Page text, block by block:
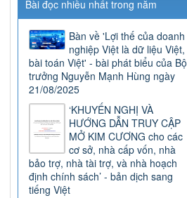
Bài đọc nhiều nhất trong năm
Bàn về 'Lợi thế của doanh
nghiệp Việt là dữ liệu Việt,
bài toán Việt' - bài phát biểu của Bộ
trưởng Nguyễn Mạnh Hùng ngày
21/08/2025
‘KHUYẾN NGHỊ VÀ
HƯỚNG DẪN TRUY CẬP
MỞ KIM CƯƠNG cho các
cơ sở, nhà cấp vốn, nhà
bảo trợ, nhà tài trợ, và nhà hoạch
định chính sách’ - bản dịch sang
tiếng Việt